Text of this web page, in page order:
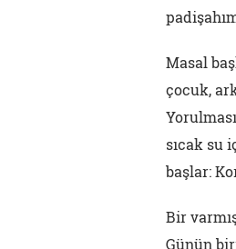
Masal
çocuk,
sıcak su
başlar:
Bir
Günün